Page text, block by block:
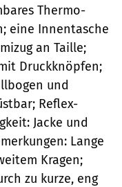
Thermo-
eine Innentasche
an Taille;
Druckknöpfen;
und
Reflex-
Jacke und
Lange
Kragen;
zu kurze, eng